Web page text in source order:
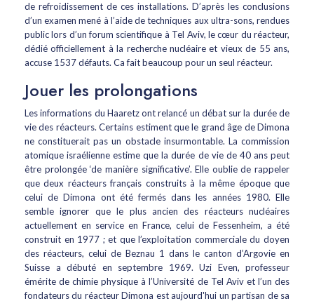
de refroidissement de ces installations. D’après les conclusions
d’un examen mené à l’aide de techniques aux ultra-sons, rendues
public lors d’un forum scientifique à Tel Aviv, le cœur du réacteur,
dédié officiellement à la recherche nucléaire et vieux de 55 ans,
accuse 1537 défauts. Ca fait beaucoup pour un seul réacteur.
Jouer les prolongations
Les informations du Haaretz ont relancé un débat sur la durée de
vie des réacteurs. Certains estiment que le grand âge de Dimona
ne constituerait pas un obstacle insurmontable. La commission
atomique israélienne estime que la durée de vie de 40 ans peut
être prolongée ‘de manière significative’. Elle oublie de rappeler
que deux réacteurs français construits à la même époque que
celui de Dimona ont été fermés dans les années 1980. Elle
semble ignorer que le plus ancien des réacteurs nucléaires
actuellement en service en France, celui de Fessenheim, a été
construit en 1977 ; et que l’exploitation commerciale du doyen
des réacteurs, celui de Beznau 1 dans le canton d’Argovie en
Suisse a débuté en septembre 1969. Uzi Even, professeur
émérite de chimie physique à l’Université de Tel Aviv et l’un des
fondateurs du réacteur Dimona est aujourd'hui un partisan de sa